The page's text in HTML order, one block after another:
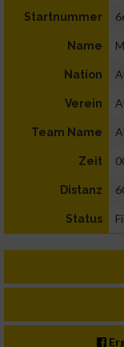
Startnummer
Name
Nation
Verein
Team Name
Zeit
Distanz
Status